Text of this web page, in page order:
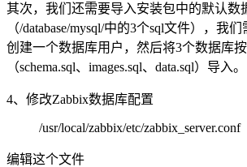
其次，我们还需要导入安装包中的默认数
（/database/mysql/中的3个sql文件），我
创建一个数据库用户，然后将3个数据库
（schema.sql、images.sql、data.sql）导入。
4、修改Zabbix数据库配置
/usr/local/zabbix/etc/zabbix_server.conf
编辑这个文件